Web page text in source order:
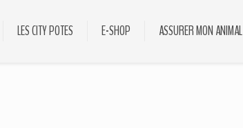
LES CITY POTES E-SHOP ASSURER MON ANIMAL